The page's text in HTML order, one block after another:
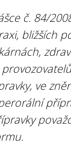
č. 84/
bližších
ve